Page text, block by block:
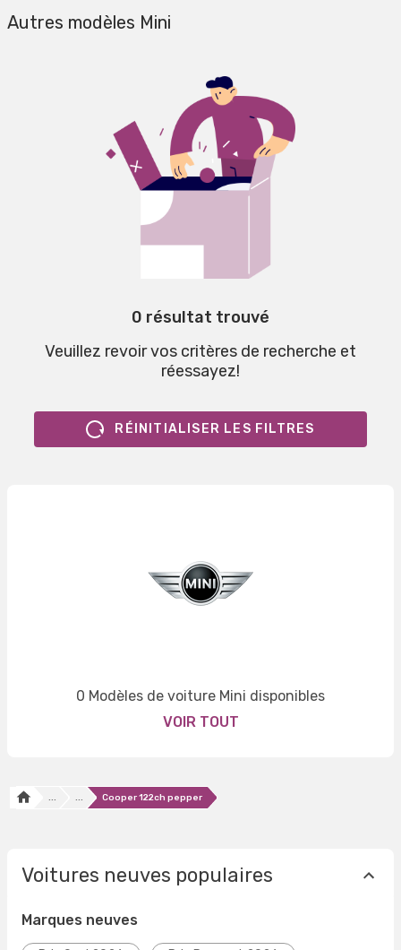
Autres modèles Mini
0 résultat trouvé
Veuillez revoir vos critères de recherche et
réessayez!
RÉINITIALISER LES FILTRES
0 Modèles de voiture Mini disponibles
VOIR TOUT
... ... Cooper 122ch pepper
Voitures neuves populaires
Marques neuves